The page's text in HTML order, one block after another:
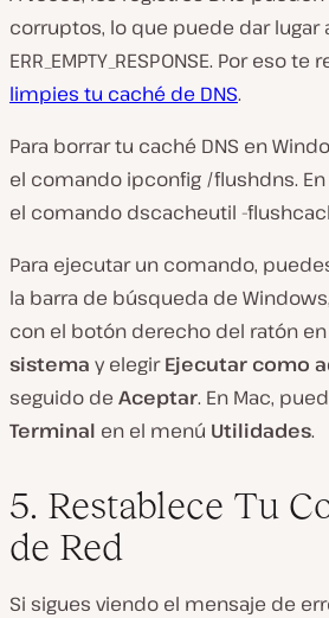
corruptos, lo que puede dar lugar
ERR_EMPTY_RESPONSE. Por eso
limpies tu caché de DNS.
Para borrar tu caché DNS en
el comando ipconfig /flushdns.
el comando dscacheutil -
Para ejecutar un comando,
la barra de búsqueda de
con el botón derecho del ratón
sistema y elegirEjecutar como
seguido de Aceptar. En Mac,
Terminal en el menú Utilidades.
5. Restablece Tu
de Red
Si sigues viendo el mensaje de